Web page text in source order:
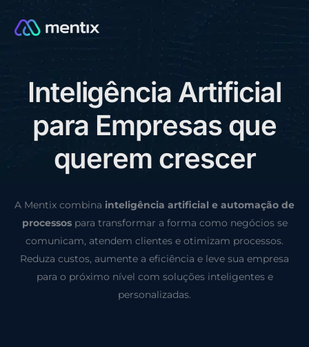
Inteligência Artificial
para Empresas que
querem crescer
A Mentix combina inteligência artificial e automação de
processospara transformar a forma como negócios se
comunicam, atendem clientes e otimizam processos.
Reduza custos, aumente a eficiência e leve sua empresa
para o próximo nível com soluções inteligentes e
personalizadas.
CONSULTORIA GRÁTIS